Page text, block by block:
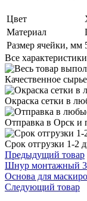
Цвет
Материал
Размер ячейки, мм
Все характеристики
Качественное сырье
Окраска сетки в
Отправка в Орск и
Срок отгрузки 1-2
Предыдущий товар
Шнур монтажный
Основа для
Следующий товар